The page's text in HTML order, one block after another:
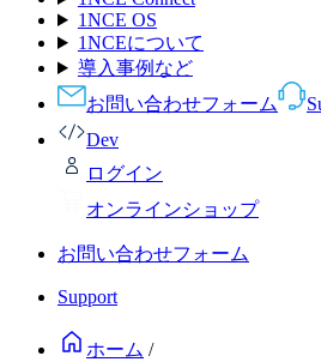
1NCE OS
1NCEについて
導入事例など
お問い合わせフォーム
Dev
ログイン
オンラインショップ
お問い合わせフォーム
Support
ホーム /